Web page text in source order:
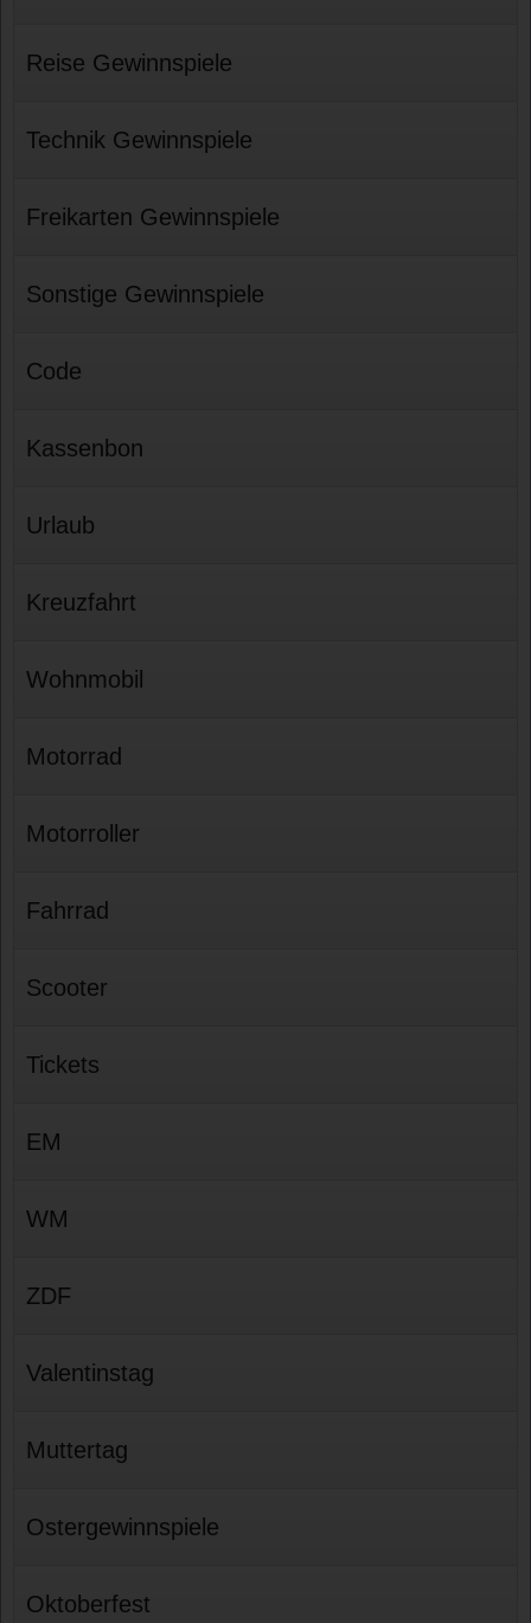
Reise Gewinnspiele
Technik Gewinnspiele
Freikarten Gewinnspiele
Sonstige Gewinnspiele
Code
Kassenbon
Urlaub
Kreuzfahrt
Wohnmobil
Motorrad
Motorroller
Fahrrad
Scooter
Tickets
EM
WM
ZDF
Valentinstag
Muttertag
Ostergewinnspiele
Oktoberfest